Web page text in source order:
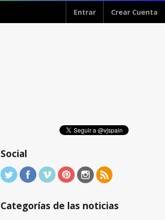
Entrar Crear Cuenta
Social
Categorías de las noticias